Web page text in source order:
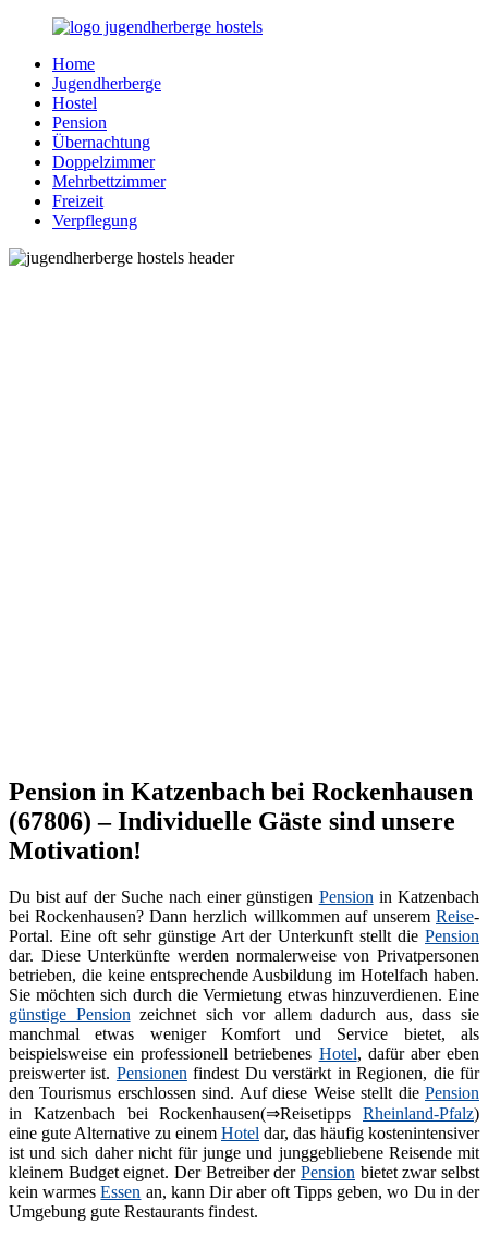
Zurück
Inhalt
Jugendherberge-
Hostels.de
Reisen
junge
jung
gebliebene
Menschen
Home
Jugendherberge
Hostel
Pension
Übernachtung
Doppelzimmer
Mehrbettzimmer
Freizeit
Verpflegung
Pension in Katzenbach bei Rockenhausen
(67806) – Individuelle Gäste sind unsere
Motivation!
Du bist auf der Suche nach einer günstigen Pension in Katzenbach
bei Rockenhausen? Dann herzlich willkommen auf unserem Reise-
Portal. Eine oft sehr günstige Art der Unterkunft stellt die Pension
dar. Diese Unterkünfte werden normalerweise von Privatpersonen
betrieben, die keine entsprechende Ausbildung im Hotelfach haben.
Sie möchten sich durch die Vermietung etwas hinzuverdienen. Eine
günstige Pension zeichnet sich vor allem dadurch aus, dass sie
manchmal etwas weniger Komfort und Service bietet, als
beispielsweise ein professionell betriebenes Hotel, dafür aber eben
preiswerter ist. Pensionen findest Du verstärkt in Regionen, die für
den Tourismus erschlossen sind. Auf diese Weise stellt die Pension
in Katzenbach bei Rockenhausen(⇒Reisetipps Rheinland-Pfalz)
eine gute Alternative zu einem Hotel dar, das häufig kostenintensiver
ist und sich daher nicht für junge und junggebliebene Reisende mit
kleinem Budget eignet. Der Betreiber der Pension bietet zwar selbst
kein warmesEssen an, kann Dir aber oft Tipps geben, wo Du in der
Umgebung gute Restaurants findest.